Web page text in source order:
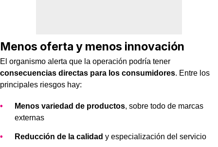
Menos oferta y menos innovación
El organismo alerta que la operación podría tener
consecuencias directas para los consumidores. Entre los
principales riesgos hay:
Menos variedad de productos, sobre todo de marcas
externas
Reducción de la calidad y especialización del servicio